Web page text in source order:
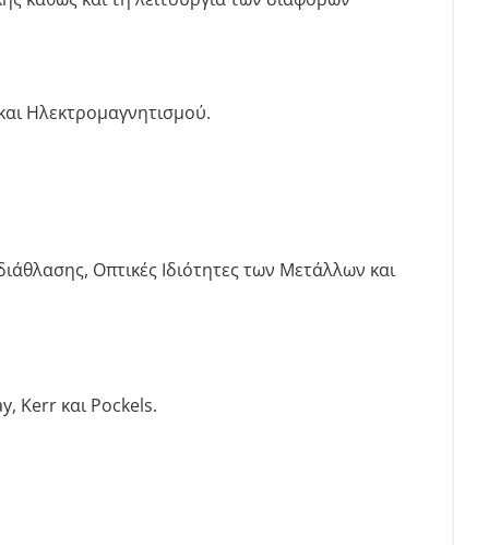
Ηλεκτρομαγνητισμού.
Οπτικές Ιδιότητες των Μετάλλων και
Kerr και Pockels.